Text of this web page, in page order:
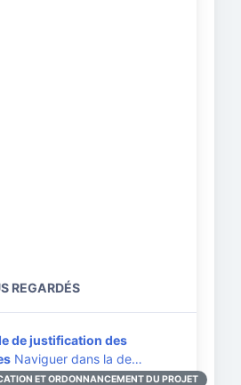
REGARDÉS
de justification des
Naviguer dans la de…
ET ORDONNANCEMENT DU PROJET